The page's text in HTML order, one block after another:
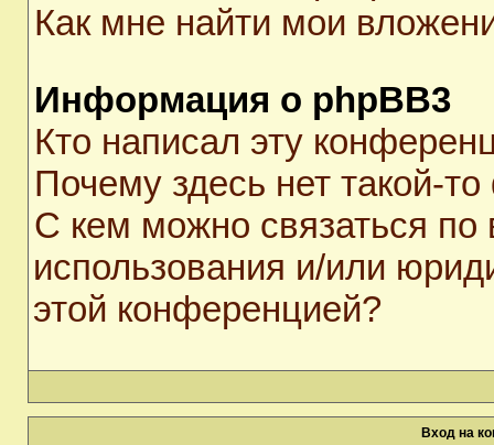
Как мне найти мои
Информация о phpBB3
Кто написал эту
Почему здесь нет такой-
С кем можно связаться по
использования и/или
этой конференцией?
Вход на